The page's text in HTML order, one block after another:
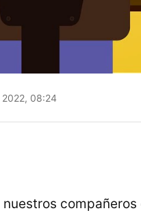
2022, 08:24
compañeros